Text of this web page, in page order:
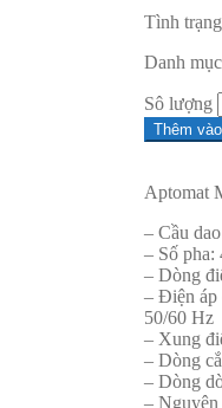
Tình
Danh
Sô lượng
Thêm
Aptomat
– Cầu
– Số pha:
– Dòng
– Điện áp
50/60 Hz
– Xung
– Dòng
– Dòng
–